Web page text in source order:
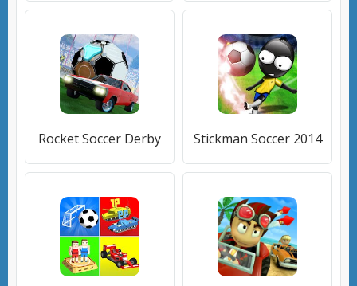
Rocket Soccer Derby Stickman Soccer 2014